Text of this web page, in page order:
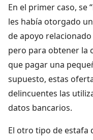
En el primer caso, se
les había otorgado
de apoyo
pero para obtener la
que pagar una
supuesto, estas
delincuentes las
datos bancarios.
El otro tipo de estafa